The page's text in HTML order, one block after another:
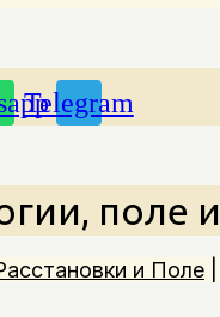
Telegram
поле
и Поле